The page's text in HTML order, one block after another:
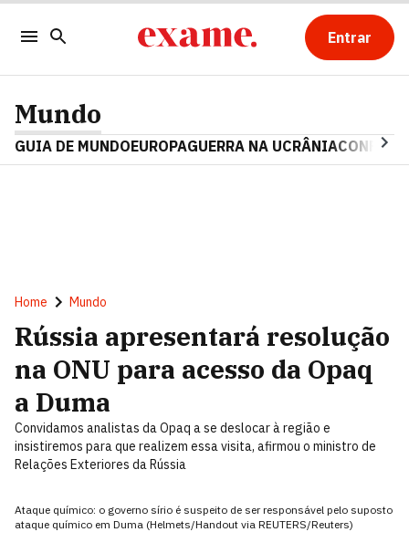
Entrar
Mundo
GUIA DE MUNDOEUROPAGUERRA NA UCRÂNIA
Home Mundo
Rússia apresentará resolução
na ONU para acesso da Opaq
a Duma
Convidamos analistas da Opaq a se deslocar à região e
insistiremos para que realizem essa visita, afirmou o ministro de
Relações Exteriores da Rússia
Ataque químico: o governo sírio é suspeito de ser responsável pelo suposto
ataque químico em Duma (Helmets/Handout via REUTERS/Reuters)